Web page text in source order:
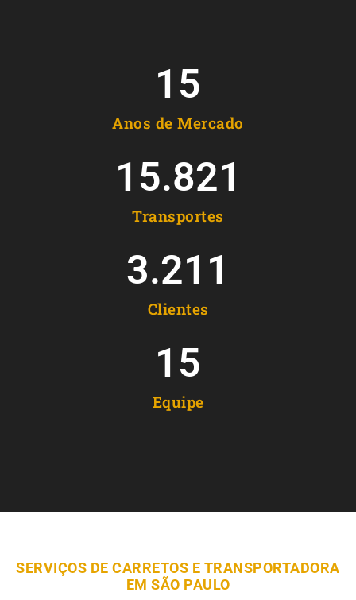
Anos de Mercado
15
Transportes
15.821
Clientes
3.211
Equipe
15
SERVIÇOS DE CARRETOS E TRANSPORTADORA
EM SÃO PAULO